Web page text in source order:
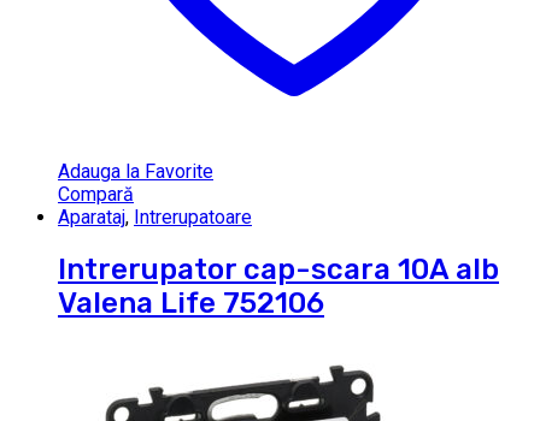
Adauga la Favorite
Compară
Aparataj, Intrerupatoare
Intrerupator cap-scara 10A alb
Valena Life 752106